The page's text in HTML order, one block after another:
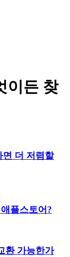
이든 찾
면 더 저렴할
플스토어?
환 가능한가